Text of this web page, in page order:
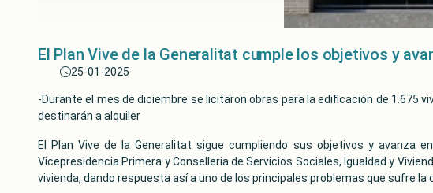
El Plan Vive de la Generalitat cumple los objetivos y
25-01-2025
-Durante el mes de diciembre se licitaron obras para la edificación de 1.675
destinarán a alquiler
El Plan Vive de la Generalitat sigue cumpliendo sus objetivos y avanza
Vicepresidencia Primera y Conselleria de Servicios Sociales, Igualdad y
vivienda, dando respuesta así a uno de los principales problemas que sufre la